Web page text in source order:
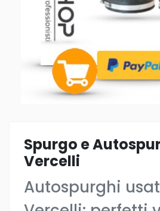
Spurgo e
Vercelli
Autospurghi